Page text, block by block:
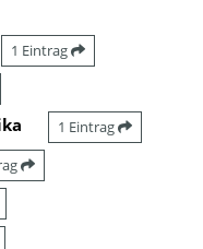
1 Eintrag
1 Eintrag